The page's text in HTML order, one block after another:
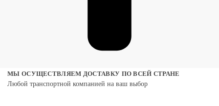
МЫ ОСУЩЕСТВЛЯЕМ ДОСТАВКУ ПО ВСЕЙ СТРАНЕ
Любой транспортной компанией на ваш выбор